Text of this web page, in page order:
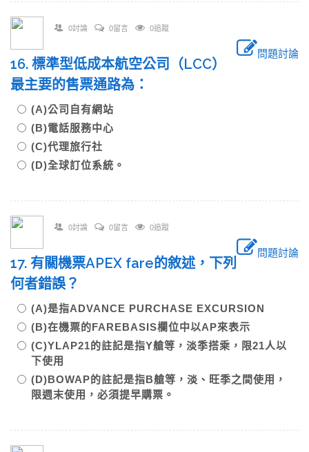
0討論 0留言 0追蹤
問題討論
16. 標準型低成本航空公司（LCC）
最主要的售票通路為：
(A)公司自有網站
(B)電話服務中心
(C)代理旅行社
(D)全球訂位系統。
0討論 0留言 0追蹤
問題討論
17. 有關機票APEX fare的敘述，下列
何者錯誤？
(A)是指ADVANCE PURCHASE EXCURSION
(B)在機票的FAREBASIS欄位中以AP來表示
(C)YLAP21的註記是指Y艙等，淡季搭乘，限21人以
下使用
(D)BOWAP的註記是指B艙等，淡、旺季之間使用，
限週末使用，必須提早購票。